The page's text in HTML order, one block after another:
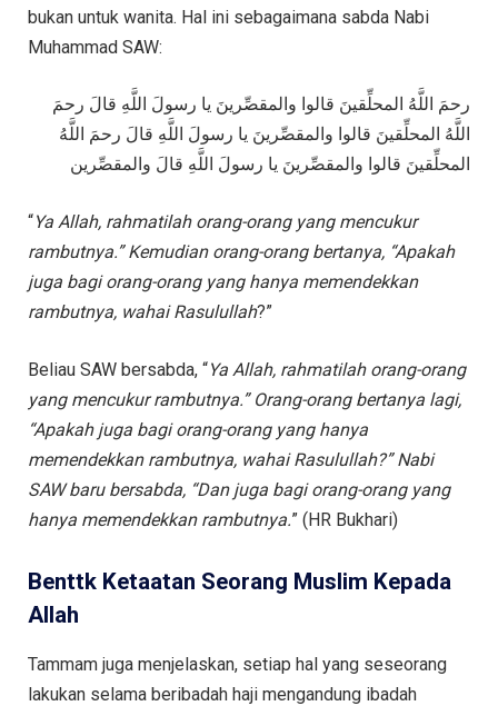
bukan untuk wanita. Hal ini sebagaimana sabda Nabi
Muhammad SAW:
رحمَ اللَّهُ المحلِّقينَ قالوا والمقصِّرينَ يا رسولَ اللَّهِ قالَ رحمَ
اللَّهُ المحلِّقينَ قالوا والمقصِّرينَ يا رسولَ اللَّهِ قالَ رحمَ اللَّهُ
المحلِّقينَ قالوا والمقصِّرينَ يا رسولَ اللَّهِ قالَ والمقصِّرين
“Ya Allah, rahmatilah orang-orang yang mencukur
rambutnya.” Kemudian orang-orang bertanya, “Apakah
juga bagi orang-orang yang hanya memendekkan
rambutnya, wahai Rasulullah?”
Beliau SAW bersabda, “Ya Allah, rahmatilah orang-orang
yang mencukur rambutnya.” Orang-orang bertanya lagi,
“Apakah juga bagi orang-orang yang hanya
memendekkan rambutnya, wahai Rasulullah?” Nabi
SAW baru bersabda, “Dan juga bagi orang-orang yang
hanya memendekkan rambutnya.” (HR Bukhari)
Benttk Ketaatan Seorang Muslim Kepada
Allah
Tammam juga menjelaskan, setiap hal yang seseorang
lakukan selama beribadah haji mengandung ibadah